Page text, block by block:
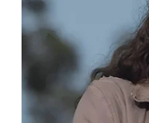
TAPANULI
SELATAN
WN
TANJUNG